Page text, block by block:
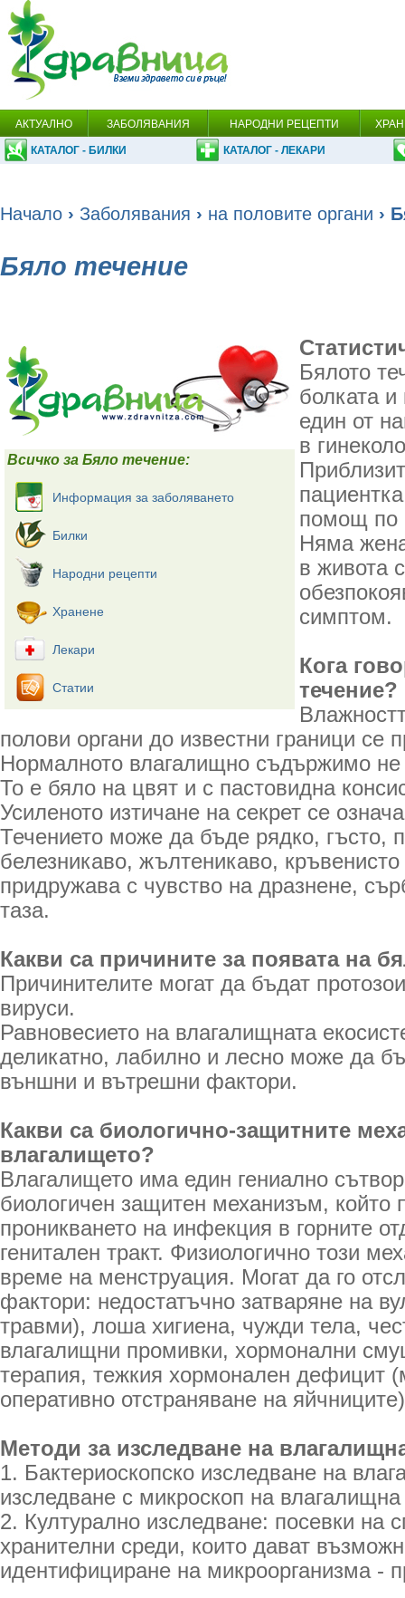
АКТУАЛНО ЗАБОЛЯВАНИЯ НАРОДНИ РЕЦЕПТИ
КАТАЛОГ - БИЛКИ КАТАЛОГ - ЛЕКАРИ
Начало › Заболявания › на половите органи ›
Бяло течение
Всичко за Бяло течение:
Информация за заболяването
Билки
Народни рецепти
Хранене
Лекари
Статии
Бялото
болката и
един от
в
помощ по
Няма
в живота
симптом.
Кога
течение?
полови органи до известни граници се
Нормалното влагалищно съдържимо не
То е бяло на цвят и с пастовидна
Усиленото изтичане на секрет се
Течението може да бъде рядко, гъсто,
белезникаво, жълтеникаво,
придружава с чувство на дразнене,
таза.
Какви са причините за появата на
Причинителите могат да бъдат
вируси.
Равновесието на влагалищната
деликатно, лабилно и лесно може да
външни и вътрешни фактори.
Какви са биологично-защитните
влагалището?
Влагалището има един гениално
биологичен защитен механизъм, който
проникването на инфекция в горните
генитален тракт. Физиологично този
време на менструация. Могат да го
фактори: недостатъчно затваряне на
травми), лоша хигиена, чужди тела,
влагалищни промивки, хормонални
терапия, тежкия хормонален дефицит
оперативно отстраняване на
Методи за изследване на
1. Бактериоскопско изследване на
изследване с микроскоп на влагалищна
2. Културално изследване: посевки на
хранителни среди, които дават
идентифициране на микроорганизма -